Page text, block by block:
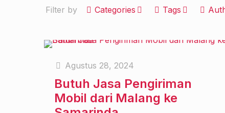
Filter by Categories Tags
Agustus 28, 2024
Butuh Jasa Pengiriman
Mobil dari Malang ke